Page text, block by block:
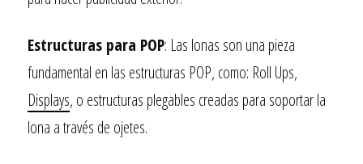
Estructuras para POP: Las lonas son una pieza
fundamental en las estructuras POP, como: Roll Ups,
Displays, o estructuras plegables creadas para soportar la
lona a través de ojetes.